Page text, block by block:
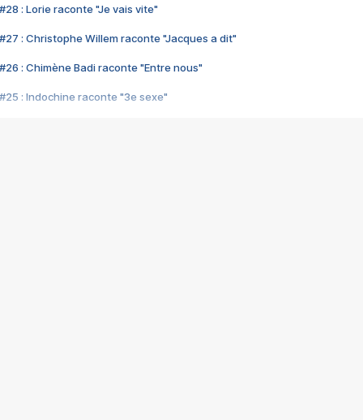
#28 : Lorie raconte "Je vais vite"
#27 : Christophe Willem raconte "Jacques a dit"
#26 : Chimène Badi raconte "Entre nous"
#25 : Indochine raconte "3e sexe"